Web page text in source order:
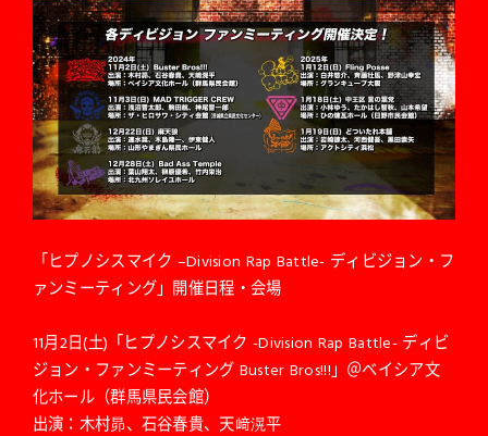
「ヒプノシスマイク –Division Rap Battle- ディビジョン・フ
ァンミーティング」開催日程・会場
11月2日(土)「ヒプノシスマイク -Division Rap Battle- ディビ
ジョン・ファンミーティング Buster Bros!!!」＠ベイシア文
化ホール（群馬県民会館）
出演：木村昴、石谷春貴、天﨑滉平